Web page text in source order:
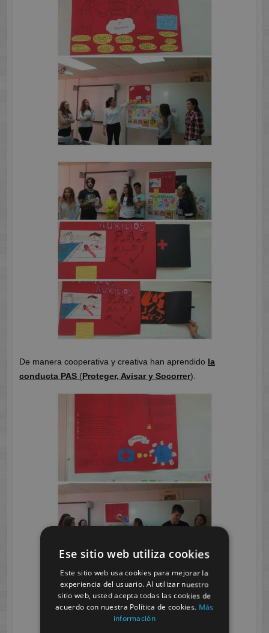
De manera cooperativa y creativa han aprendido la
conducta PAS(Proteger, Avisar y Socorrer).
Ese sitio web utiliza cookies
Este sitio web usa cookies para mejorar la
experiencia del usuario. Al utilizar nuestro
sitio web, usted acepta todas las cookies de
acuerdo con nuestra Política de cookies. Más
información